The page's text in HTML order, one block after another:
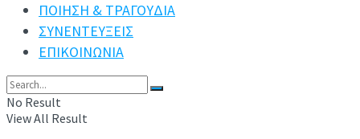
ΠΟΙΗΣΗ & ΤΡΑΓΟΥΔΙΑ
ΣΥΝΕΝΤΕΥΞΕΙΣ
ΕΠΙΚΟΙΝΩΝΙΑ
No Result
View All Result